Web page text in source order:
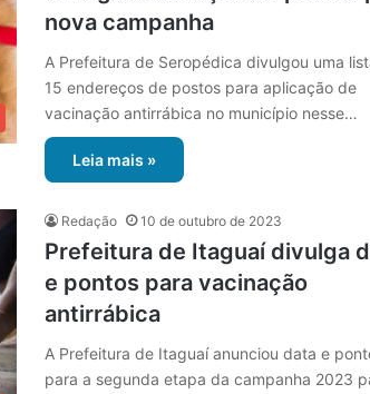
nova campanha
A Prefeitura de Seropédica divulgou uma
15 endereços de postos para aplicação de
vacinação antirrábica no município nesse…
Leia mais »
Redação 10 de outubro de 2023
Prefeitura de Itaguaí divulga
e pontos para vacinação
antirrábica
A Prefeitura de Itaguaí anunciou data e
para a segunda etapa da campanha 2023